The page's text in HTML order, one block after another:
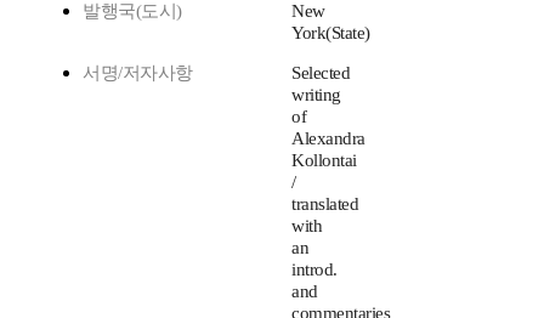
발행국(도시)
New
York(State)
서명/저자사항
Selected
writing
of
Alexandra
Kollontai
/
translated
with
an
introd.
and
commentaries